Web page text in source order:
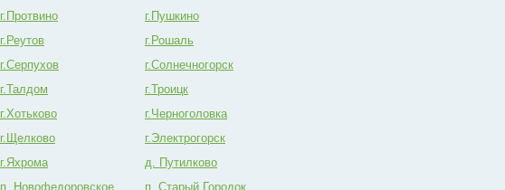
г.Протвино
г.Пушкино
г.Реутов
г.Рошаль
г.Серпухов
г.Солнечногорск
г.Талдом
г.Троицк
г.Хотьково
г.Черноголовка
г.Щелково
г.Электрогорск
г.Яхрома
д. Путилково
п. Новофедоровское
п. Старый Городок